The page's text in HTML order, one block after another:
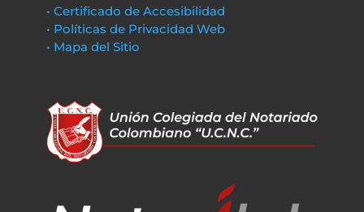
• Certificado de Accesibilidad
• Políticas de Privacidad Web
• Mapa del Sitio